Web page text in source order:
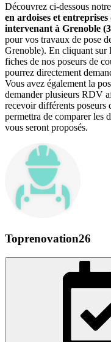
Découvrez ci-dessous
en ardoises et
intervenant à Grenoble
pour vos travaux de pose
Grenoble). En cliquant
fiches de nos poseurs de
pourrez directement
Vous avez également la
demander plusieurs RDV
recevoir différents poseurs
permettra de comparer les
vous seront proposés.
Toprenovation26